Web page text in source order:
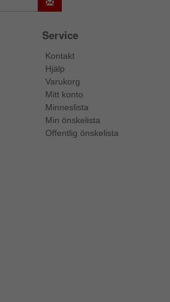
Service
Kontakt
Hjälp
Varukorg
Mitt konto
Minneslista
Min önskelista
Offentlig önskelista